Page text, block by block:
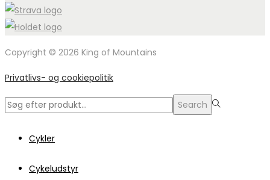
Copyright © 2026 King of Mountains
Privatlivs- og cookiepolitik
Search
Search
Cykler
Cykeludstyr